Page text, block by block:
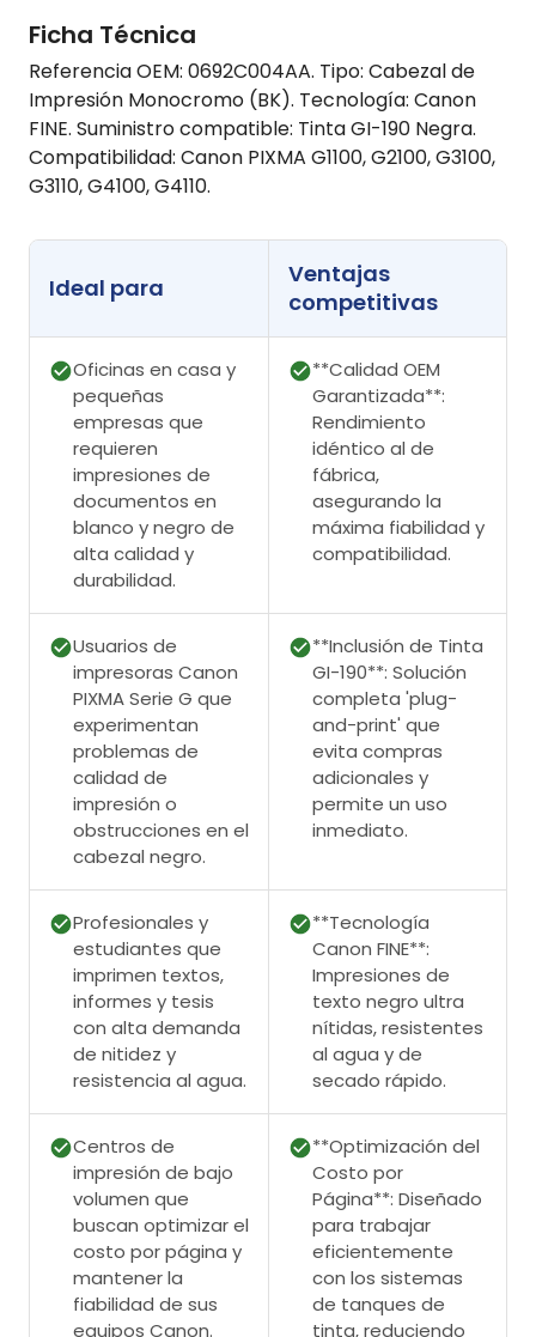
Ficha Técnica
Referencia OEM: 0692C004AA. Tipo: Cabezal de
Impresión Monocromo (BK). Tecnología: Canon
FINE. Suministro compatible: Tinta GI-190 Negra.
Compatibilidad: Canon PIXMA G1100, G2100, G3100,
G3110, G4100, G4110.
Ideal para
Ventajas
competitivas
Oficinas en casa y
pequeñas
empresas que
requieren
impresiones de
documentos en
blanco y negro de
alta calidad y
durabilidad.
**Calidad OEM
Garantizada**:
Rendimiento
idéntico al de
fábrica,
asegurando la
máxima fiabilidad y
compatibilidad.
Usuarios de
impresoras Canon
PIXMA Serie G que
experimentan
problemas de
calidad de
impresión o
obstrucciones en el
cabezal negro.
**Inclusión de Tinta
GI-190**: Solución
completa 'plug-
and-print' que
evita compras
adicionales y
permite un uso
inmediato.
Profesionales y
estudiantes que
imprimen textos,
informes y tesis
con alta demanda
de nitidez y
resistencia al agua.
**Tecnología
Canon FINE**:
Impresiones de
texto negro ultra
nítidas, resistentes
al agua y de
secado rápido.
Centros de
impresión de bajo
volumen que
buscan optimizar el
costo por página y
mantener la
fiabilidad de sus
equipos Canon.
**Optimización del
Costo por
Página**: Diseñado
para trabajar
eficientemente
con los sistemas
de tanques de
tinta, reduciendo